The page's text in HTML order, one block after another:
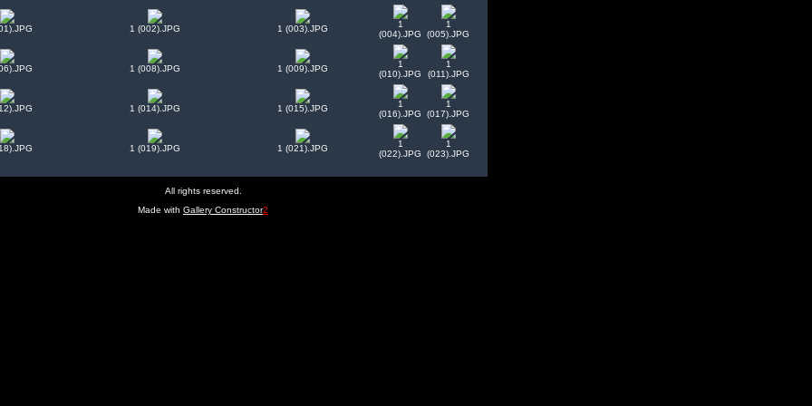
1 (002).JPG 1 (003).JPG
1
(004).JPG
1
(005).JPG
1 (008).JPG 1 (009).JPG
1
(010).JPG
1
(011).JPG
1 (014).JPG 1 (015).JPG
1
(016).JPG
1
(017).JPG
1 (019).JPG 1 (021).JPG
1
(022).JPG
1
(023).JPG
All rights reserved.
Made with Gallery Constructor2